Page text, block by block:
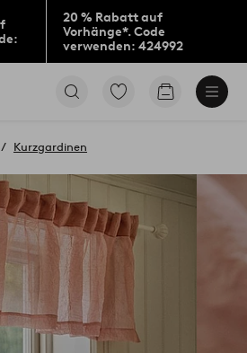
20 % Rabatt auf
Vorhänge*. Code
verwenden: 424992
Zu
Produkten
gehen
Zum
Kurzgardinen